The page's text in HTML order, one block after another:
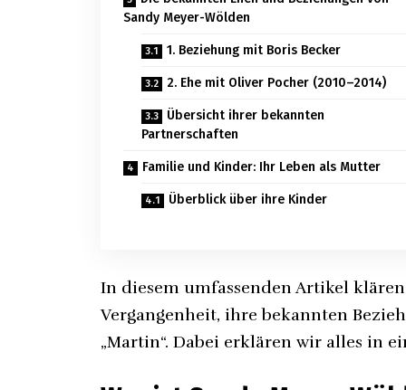
Sandy Meyer-Wölden
1. Beziehung mit Boris Becker
2. Ehe mit Oliver Pocher (2010–2014)
Übersicht ihrer bekannten
Partnerschaften
Familie und Kinder: Ihr Leben als Mutter
Überblick über ihre Kinder
In diesem umfassenden Artikel
Vergangenheit, ihre bekannten
„Martin“. Dabei erklären wir alles in